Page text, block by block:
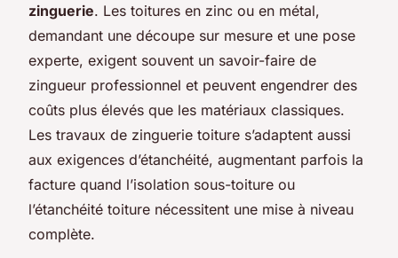
zinguerie. Les toitures en zinc ou en métal,
demandant une découpe sur mesure et une pose
experte, exigent souvent un savoir-faire de
zingueur professionnel et peuvent engendrer des
coûts plus élevés que les matériaux classiques.
Les travaux de zinguerie toiture s’adaptent aussi
aux exigences d’étanchéité, augmentant parfois la
facture quand l’isolation sous-toiture ou
l’étanchéité toiture nécessitent une mise à niveau
complète.